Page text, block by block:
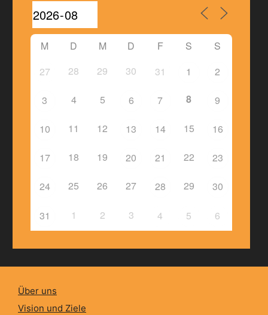
M D M D F S
S
27
28 29 30 31 1 2
3 4 5 6 7 8 9
10 11 12 13 14 15 16
17 18 19 20 21 22 23
24 25 26 27 28 29 30
31 1 2 3 4 5 6
Über uns
Vision und Ziele